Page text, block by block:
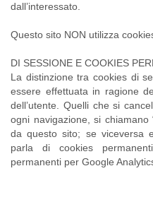
dall’interessato.
Questo sito NON utilizza
DI SESSIONE E COOKIES
La distinzione tra cookies di
essere effettuata in ragione
dell’utente. Quelli che si
ogni navigazione, si chiamano
da questo sito; se viceversa
parla di cookies
permanenti per Google